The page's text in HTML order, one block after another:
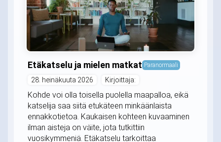
Etäkatselu ja mielen matkat Paranormaali
28. heinäkuuta 2026 Kirjoittaja:
Kohde voi olla toisella puolella maapalloa, eikä
katselija saa siitä etukäteen minkäänlaista
ennakkotietoa. Kaukaisen kohteen kuvaaminen
ilman aisteja on väite, jota tutkittiin
vuosikymmeniä. Etäkatselu tarkoittaa